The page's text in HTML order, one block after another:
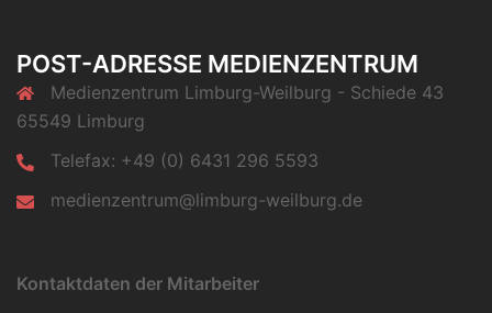
POST-ADRESSE MEDIENZENTRUM
Medienzentrum Limburg-Weilburg - Schiede 43
65549 Limburg
Telefax: +49 (0) 6431 296 5593
medienzentrum@limburg-weilburg.de
Kontaktdaten der Mitarbeiter